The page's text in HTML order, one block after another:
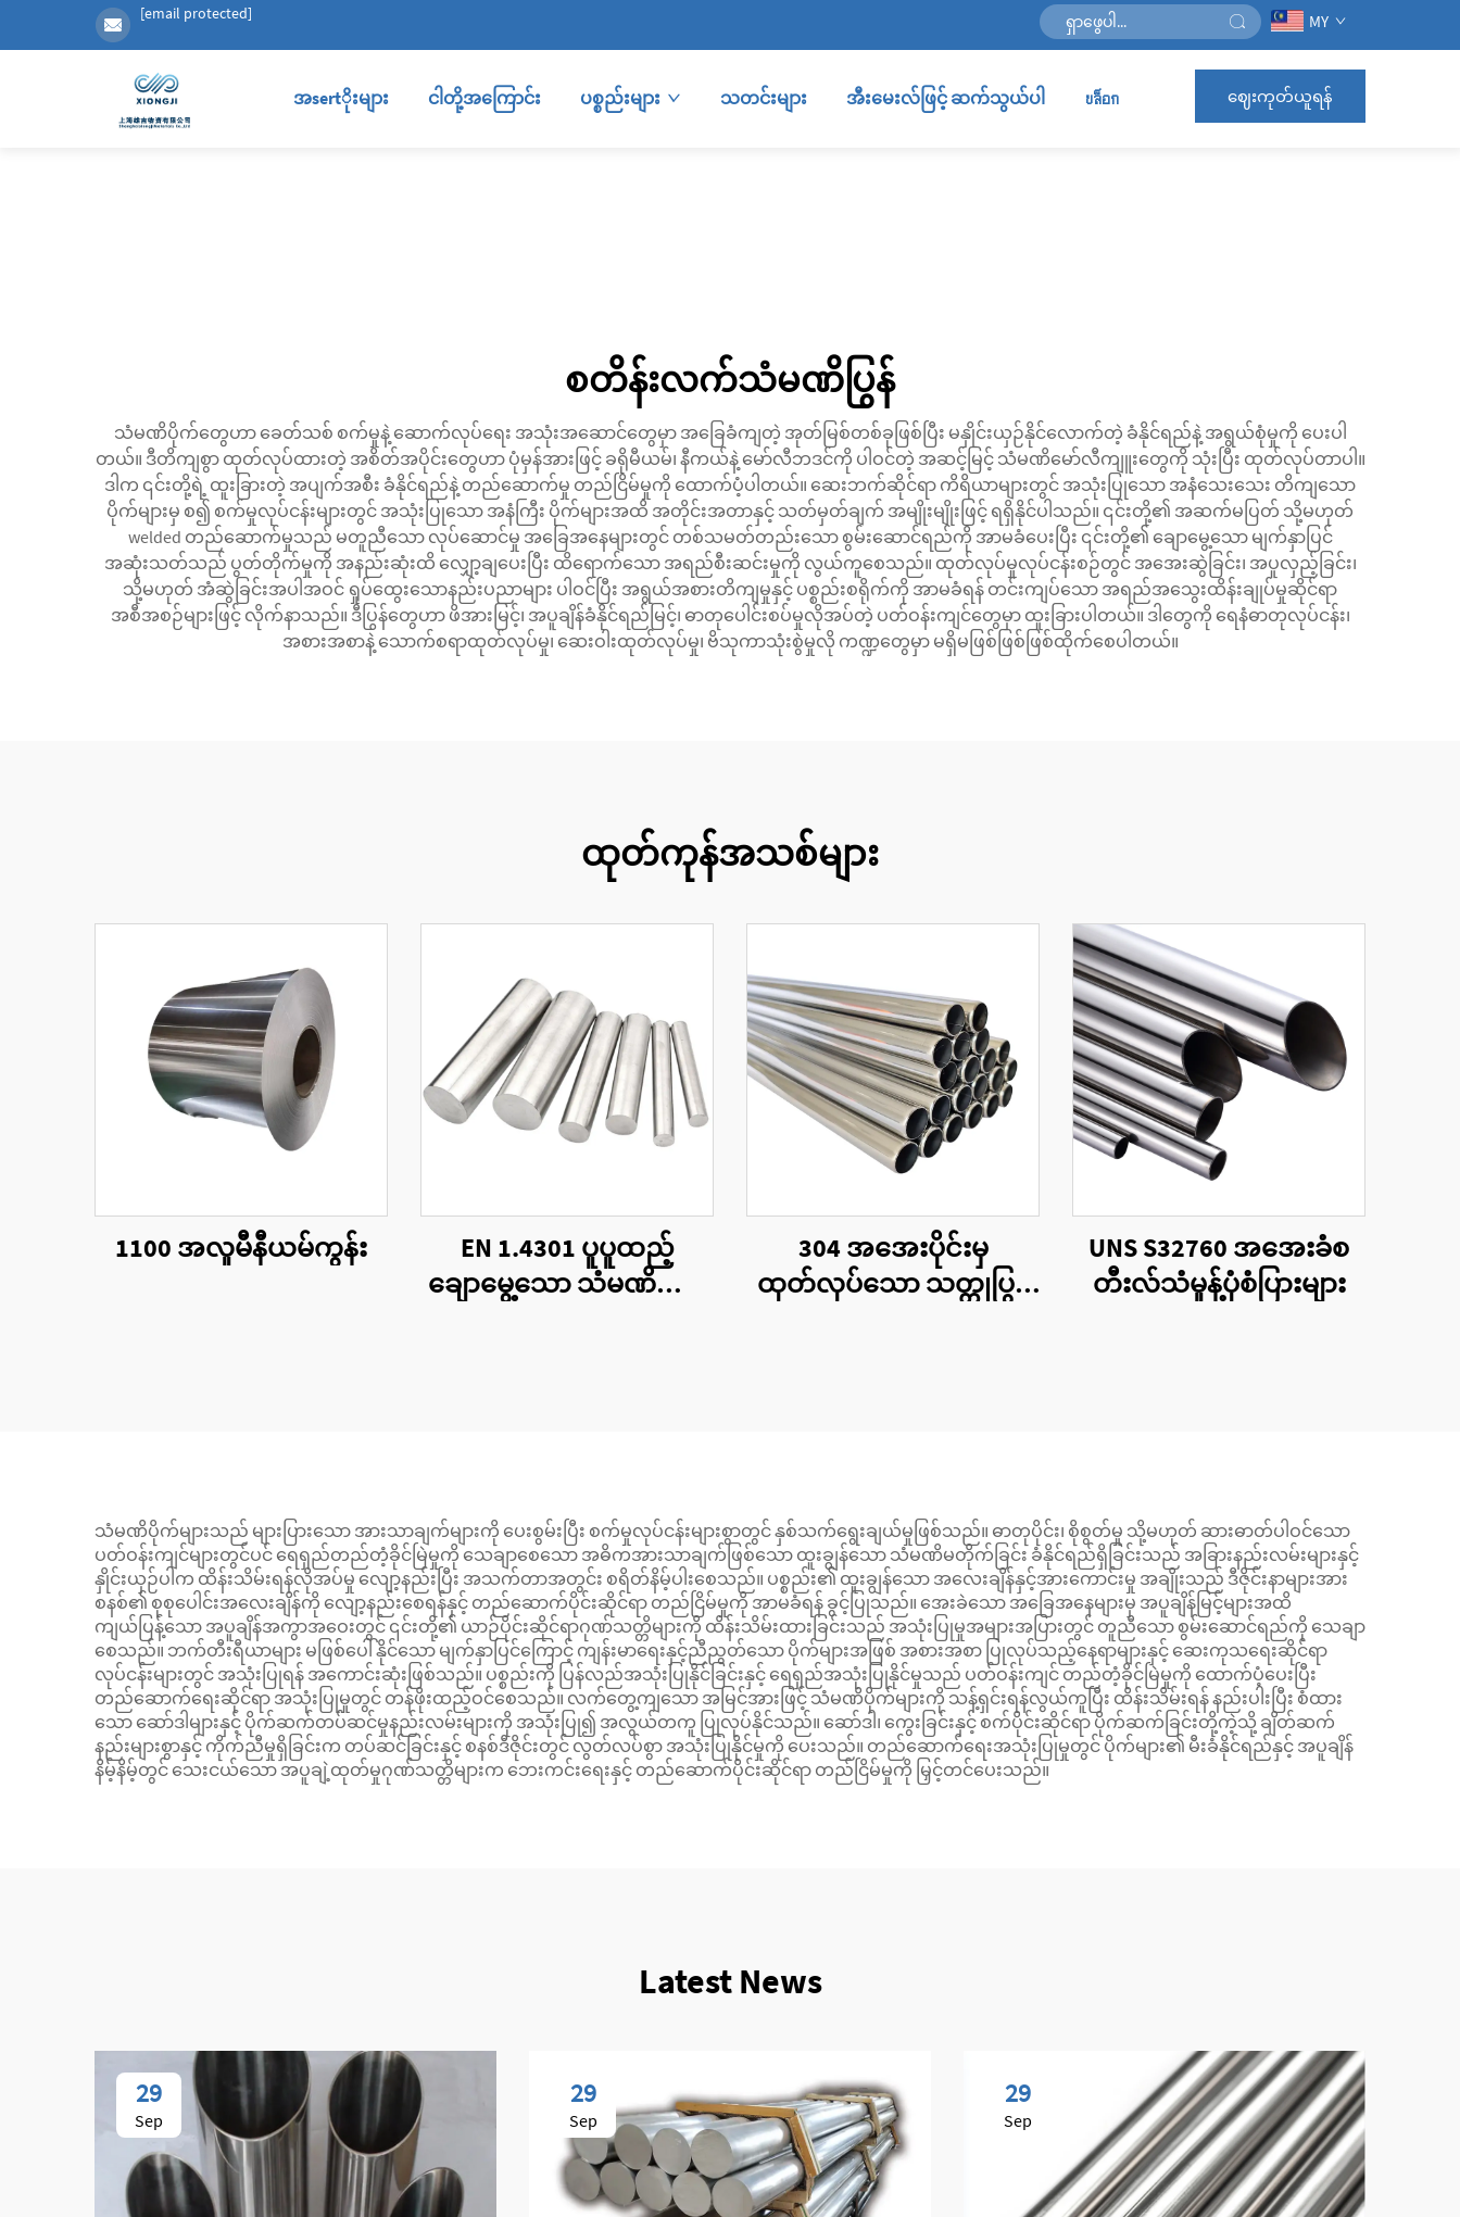
[email protected] MY
အsertိုးများ ငါတို့အကြောင်း ပစ္စည်းများ သတင်းများ အီးမေးလ်ဖြင့် ဆက်သွယ်ပါ บล็อก ဈေးကုတ်ယူရန်
စတိန်းလက်သံမဏိပြွန်
သံမဏိပိုက်တွေဟာ ခေတ်သစ် စက်မှုနဲ့ ဆောက်လုပ်ရေး အသုံးအဆောင်တွေမှာ အခြေခံကျတဲ့ အုတ်မြစ်တစ်ခုဖြစ်ပြီး မနှိုင်းယှဉ်နိုင်လောက်တဲ့ ခံနိုင်ရည်နဲ့ အရွယ်စုံမှုကို ပေးပါ
တယ်။ ဒီတိကျစွာ ထုတ်လုပ်ထားတဲ့ အစိတ်အပိုင်းတွေဟာ ပုံမှန်အားဖြင့် ခရိုမီယမ်၊ နီကယ်နဲ့ မော်လီဘဒင်ကို ပါဝင်တဲ့ အဆင့်မြင့် သံမဏိမော်လီကျူးတွေကို သုံးပြီး ထုတ်လုပ်တာပါ။
ဒါက ၎င်းတို့ရဲ့ ထူးခြားတဲ့ အပျက်အစီး ခံနိုင်ရည်နဲ့ တည်ဆောက်မှု တည်ငြိမ်မှုကို ထောက်ပံ့ပါတယ်။ ဆေးဘက်ဆိုင်ရာ ကိရိယာများတွင် အသုံးပြုသော အနံသေးသေး တိကျသော
ပိုက်များမှ စ၍ စက်မှုလုပ်ငန်းများတွင် အသုံးပြုသော အနံကြီး ပိုက်များအထိ အတိုင်းအတာနှင့် သတ်မှတ်ချက် အမျိုးမျိုးဖြင့် ရရှိနိုင်ပါသည်။ ၎င်းတို့၏ အဆက်မပြတ် သို့မဟုတ်
welded တည်ဆောက်မှုသည် မတူညီသော လုပ်ဆောင်မှု အခြေအနေများတွင် တစ်သမတ်တည်းသော စွမ်းဆောင်ရည်ကို အာမခံပေးပြီး ၎င်းတို့၏ ချောမွေ့သော မျက်နှာပြင်
အဆုံးသတ်သည် ပွတ်တိုက်မှုကို အနည်းဆုံးထိ လျှော့ချပေးပြီး ထိရောက်သော အရည်စီးဆင်းမှုကို လွယ်ကူစေသည်။ ထုတ်လုပ်မှုလုပ်ငန်းစဉ်တွင် အအေးဆွဲခြင်း၊ အပူလှည့်ခြင်း၊
သို့မဟုတ် အံဆွဲခြင်းအပါအဝင် ရှုပ်ထွေးသောနည်းပညာများ ပါဝင်ပြီး အရွယ်အစားတိကျမှုနှင့် ပစ္စည်းစရိုက်ကို အာမခံရန် တင်းကျပ်သော အရည်အသွေးထိန်းချုပ်မှုဆိုင်ရာ
အစီအစဉ်များဖြင့် လိုက်နာသည်။ ဒီပြွန်တွေဟာ ဖိအားမြင့်၊ အပူချိန်ခံနိုင်ရည်မြင့်၊ ဓာတုပေါင်းစပ်မှုလိုအပ်တဲ့ ပတ်ဝန်းကျင်တွေမှာ ထူးခြားပါတယ်။ ဒါတွေကို ရေနံဓာတုလုပ်ငန်း၊
အစားအစာနဲ့ သောက်စရာထုတ်လုပ်မှု၊ ဆေးဝါးထုတ်လုပ်မှု၊ ဗိသုကာသုံးစွဲမှုလို ကဏ္ဍတွေမှာ မရှိမဖြစ်ဖြစ်ဖြစ်ထိုက်စေပါတယ်။
ထုတ်ကုန်အသစ်များ
1100 အလူမီနီယမ်ကွန်း
EN 1.4301 ပူပူထည့်
ချောမွေ့သော သံမဏိဘား
304 အအေးပိုင်းမှ
ထုတ်လုပ်သော သတ္တုပြွန်
UNS S32760 အအေးခံစ
တီးလ်သံမှုန့်ပုံစံပြားများ
သံမဏိပိုက်များသည် များပြားသော အားသာချက်များကို ပေးစွမ်းပြီး စက်မှုလုပ်ငန်းများစွာတွင် နှစ်သက်ရွေးချယ်မှုဖြစ်သည်။ ဓာတုပိုင်း၊ စိုစွတ်မှု သို့မဟုတ် ဆားဓာတ်ပါဝင်သော
ပတ်ဝန်းကျင်များတွင်ပင် ရေရှည်တည်တံ့ခိုင်မြဲမှုကို သေချာစေသော အဓိကအားသာချက်ဖြစ်သော ထူးချွန်သော သံမဏိမတိုက်ခြင်း ခံနိုင်ရည်ရှိခြင်းသည် အခြားနည်းလမ်းများနှင့်
နှိုင်းယှဉ်ပါက ထိန်းသိမ်းရန်လိုအပ်မှု လျော့နည်းပြီး အသက်တာအတွင်း စရိတ်နိမ့်ပါးစေသည်။ ပစ္စည်း၏ ထူးချွန်သော အလေးချိန်နှင့်အားကောင်းမှု အချိုးသည် ဒီဇိုင်းနာများအား
စနစ်၏ စုစုပေါင်းအလေးချိန်ကို လျော့နည်းစေရန်နှင့် တည်ဆောက်ပိုင်းဆိုင်ရာ တည်ငြိမ်မှုကို အာမခံရန် ခွင့်ပြုသည်။ အေးခဲသော အခြေအနေများမှ အပူချိန်မြင့်များအထိ
ကျယ်ပြန့်သော အပူချိန်အကွာအဝေးတွင် ၎င်းတို့၏ ယာဉ်ပိုင်းဆိုင်ရာဂုဏ်သတ္တိများကို ထိန်းသိမ်းထားခြင်းသည် အသုံးပြုမှုအများအပြားတွင် တူညီသော စွမ်းဆောင်ရည်ကို သေချာ
စေသည်။ ဘက်တီးရီယာများ မဖြစ်ပေါ်နိုင်သော မျက်နှာပြင်ကြောင့် ကျန်းမာရေးနှင့်ညီညွတ်သော ပိုက်များအဖြစ် အစားအစာ ပြုလုပ်သည့်နေရာများနှင့် ဆေးကုသရေးဆိုင်ရာ
လုပ်ငန်းများတွင် အသုံးပြုရန် အကောင်းဆုံးဖြစ်သည်။ ပစ္စည်းကို ပြန်လည်အသုံးပြုနိုင်ခြင်းနှင့် ရေရှည်အသုံးပြုနိုင်မှုသည် ပတ်ဝန်းကျင် တည်တံ့ခိုင်မြဲမှုကို ထောက်ပံ့ပေးပြီး
တည်ဆောက်ရေးဆိုင်ရာ အသုံးပြုမှုတွင် တန်ဖိုးထည့်ဝင်စေသည်။ လက်တွေ့ကျသော အမြင်အားဖြင့် သံမဏိပိုက်များကို သန့်ရှင်းရန်လွယ်ကူပြီး ထိန်းသိမ်းရန် နည်းပါးပြီး စံထား
သော ဆော်ဒါများနှင့် ပိုက်ဆက်တပ်ဆင်မှုနည်းလမ်းများကို အသုံးပြု၍ အလွယ်တကူ ပြုလုပ်နိုင်သည်။ ဆော်ဒါ၊ ကွေးခြင်းနှင့် စက်ပိုင်းဆိုင်ရာ ပိုက်ဆက်ခြင်းတို့ကဲ့သို့ ချိတ်ဆက်
နည်းများစွာနှင့် ကိုက်ညီမှုရှိခြင်းက တပ်ဆင်ခြင်းနှင့် စနစ်ဒီဇိုင်းတွင် လွတ်လပ်စွာ အသုံးပြုနိုင်မှုကို ပေးသည်။ တည်ဆောက်ရေးအသုံးပြုမှုတွင် ပိုက်များ၏ မီးခံနိုင်ရည်နှင့် အပူချိန်
နိမ့်နိမ့်တွင် သေးငယ်သော အပူချဲ့ထုတ်မှုဂုဏ်သတ္တိများက ဘေးကင်းရေးနှင့် တည်ဆောက်ပိုင်းဆိုင်ရာ တည်ငြိမ်မှုကို မြှင့်တင်ပေးသည်။
Latest News
29
Sep
29
Sep
29
Sep